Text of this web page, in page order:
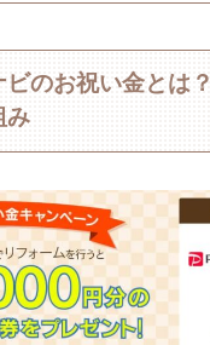
ビのお祝い金とは
み